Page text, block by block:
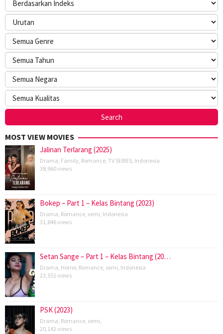
MOST VIEW MOVIES
Jalinan Terlarang (2025)
Drama Family Romance TV SERIES Indonesia
38,960 views
Bokep – Part 1 – Kelas Bintang (2023)
Drama Romance semi Indonesia
31,846 views
Setan Sange – Part 1 – Kelas Bintang (20…
Drama Horror, Romance semi Indonesia
23,551 views
PSK (2023)
Drama Romance semi
20,142 views